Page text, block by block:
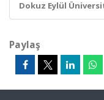
Dokuz Eylül
Paylaş